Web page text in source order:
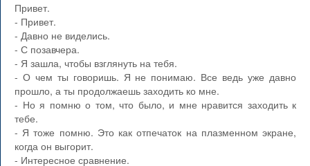
Привет.
- Привет.
- Давно не виделись.
- С позавчера.
- Я зашла, чтобы взглянуть на тебя.
- О чем ты говоришь. Я не понимаю. Все ведь уже давно
прошло, а ты продолжаешь заходить ко мне.
- Но я помню о том, что было, и мне нравится заходить к
тебе.
- Я тоже помню. Это как отпечаток на плазменном экране,
когда он выгорит.
- Интересное сравнение.